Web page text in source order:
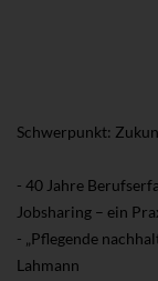
Schwerpunkt:
- 40 Jahre
Jobsharing – ein
- „Pflegende
Lahmann